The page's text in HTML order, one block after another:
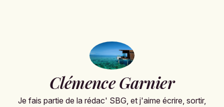
Clémence Garnier
Je fais partie de la rédac' SBG, et j'aime écrire, sortir,